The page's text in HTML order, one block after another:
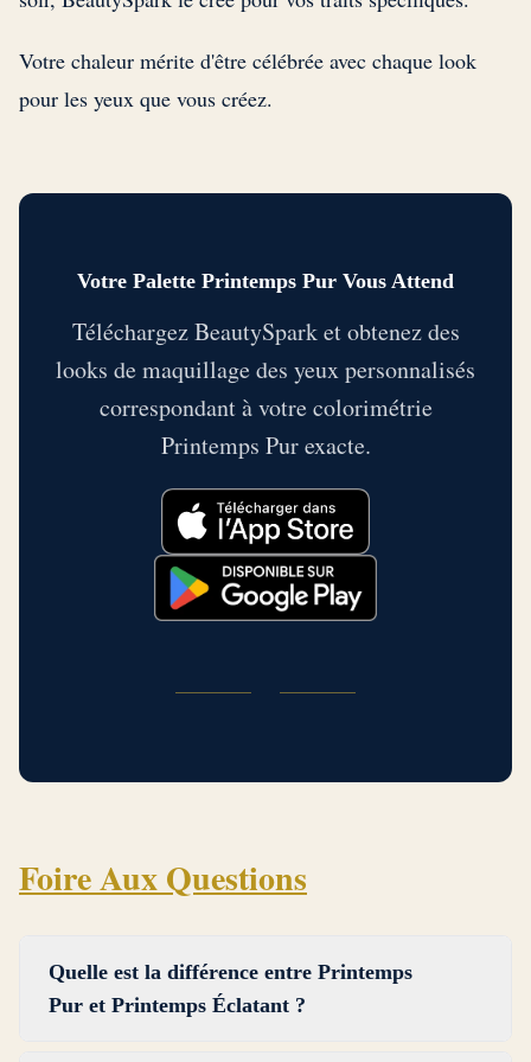
Votre chaleur mérite d'être célébrée avec chaque look
pour les yeux que vous créez.
Votre Palette Printemps Pur Vous Attend
Téléchargez BeautySpark et obtenez des
looks de maquillage des yeux personnalisés
correspondant à votre colorimétrie
Printemps Pur exacte.
Foire Aux Questions
Quelle est la différence entre Printemps
Pur et Printemps Éclatant ?